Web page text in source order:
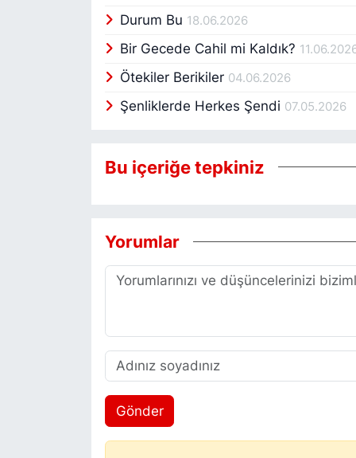
Durum Bu 18.06.2026
Bir Gecede Cahil mi Kaldık?
Ötekiler Berikiler 04.06.2026
Şenliklerde Herkes Şendi 07.05.2026
Bu içeriğe tepkiniz
Yorumlar
Gönder